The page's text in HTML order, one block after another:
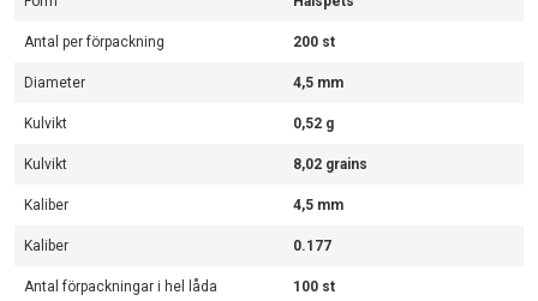
Antal per förpackning 200 st
Diameter 4,5 mm
Kulvikt 0,52 g
Kulvikt 8,02 grains
Kaliber 4,5 mm
Kaliber 0.177
Antal förpackningar i hel låda 100 st